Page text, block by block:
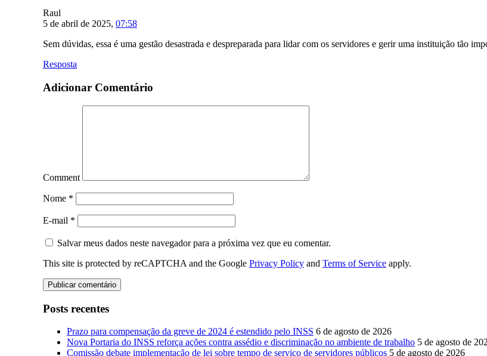
Raul
5 de abril de 2025, 07:58
Sem dúvidas, essa é uma gestão desastrada e despreparada para lidar com os servidores e gerir uma instituição tão
Resposta
Adicionar Comentário
Comment
Nome *
E-mail *
Salvar meus dados neste navegador para a próxima vez que eu comentar.
This site is protected by reCAPTCHA and the Google Privacy Policy and Terms of Service apply.
Posts recentes
Prazo para compensação da greve de 2024 é estendido pelo INSS 6 de agosto de 2026
Nova Portaria do INSS reforça ações contra assédio e discriminação no ambiente de trabalho 5 de agosto de
Comissão debate implementação de lei sobre tempo de serviço de servidores públicos 5 de agosto de 2026